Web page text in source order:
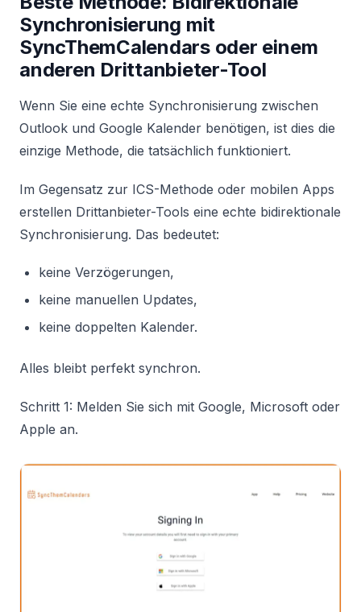
Synchronisierung mit
SyncThemCalendars oder einem
anderen Drittanbieter-Tool
Wenn Sie eine echte Synchronisierung zwischen
Outlook und Google Kalender benötigen, ist dies die
einzige Methode, die tatsächlich funktioniert.
Im Gegensatz zur ICS-Methode oder mobilen Apps
erstellen Drittanbieter-Tools eine echte bidirektionale
Synchronisierung. Das bedeutet:
keine Verzögerungen,
keine manuellen Updates,
keine doppelten Kalender.
Alles bleibt perfekt synchron.
Schritt 1: Melden Sie sich mit Google, Microsoft oder
Apple an.